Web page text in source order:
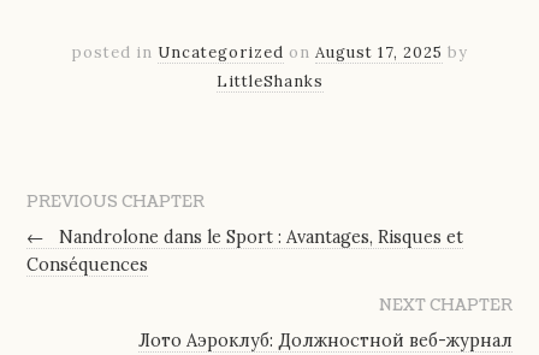
posted in Uncategorized on August 17, 2025 by
LittleShanks
PREVIOUS CHAPTER
←
Nandrolone dans le Sport : Avantages, Risques et
Conséquences
NEXT CHAPTER
Лото Аэроклуб: Должностной веб-журнал